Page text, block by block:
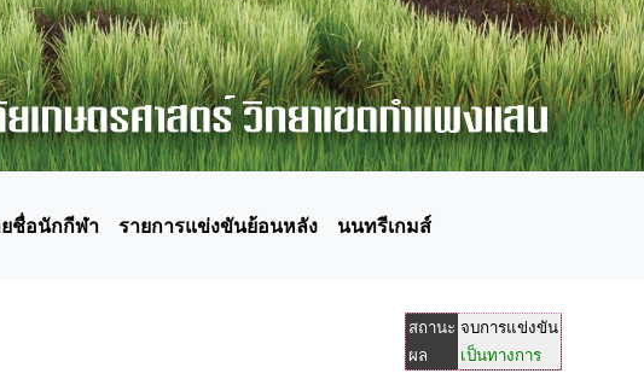
ชื่อนักกีฬา รายการแข่งขันย้อนหลัง นนทรีเกมส์
สถานะ จบการแข่งขัน
ผล
เป็นทางการ